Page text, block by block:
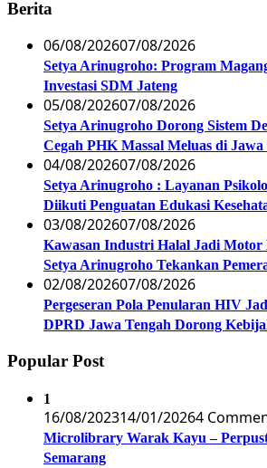
Berita
06/08/202607/08/2026
Setya Arinugroho: Program
Investasi SDM Jateng
05/08/202607/08/2026
Setya Arinugroho Dorong Sistem
Cegah PHK Massal Meluas di Jawa
04/08/202607/08/2026
Setya Arinugroho : Layanan
Diikuti Penguatan Edukasi
03/08/202607/08/2026
Kawasan Industri Halal Jadi Motor
Setya Arinugroho Tekankan
02/08/202607/08/2026
Pergeseran Pola Penularan HIV
DPRD Jawa Tengah Dorong
Popular Post
1
16/08/202314/01/20264
Microlibrary Warak Kayu –
Semarang